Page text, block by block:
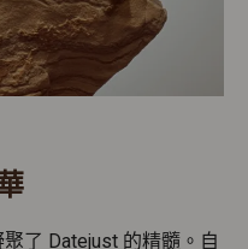
了 Datejust 的精髓。自